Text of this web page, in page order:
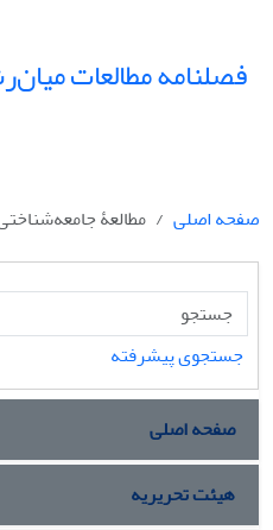
فصلنامه مطالعات
صفحه اصلی مطالعۀ
جستجوی پیشرفته
صفحه اصلی
هیئت تحریریه